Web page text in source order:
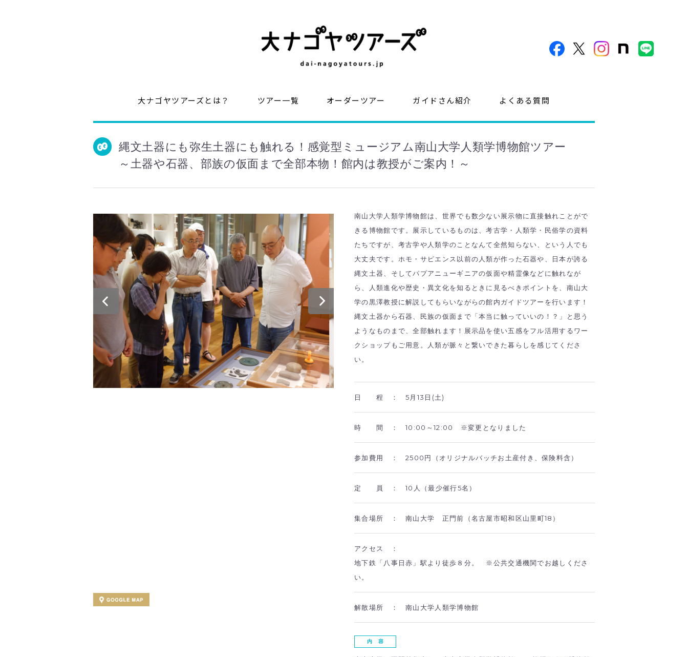
大ナゴヤツアーズとは？ ツアー一覧 オーダーツアー ガイドさん紹介 よくある質問
縄文土器にも弥生土器にも触れる！感覚型ミュージアム南山大学人類学博物館ツアー
～土器や石器、部族の仮面まで全部本物！館内は教授がご案内！～
南山大学人類学博物館は、世界でも数少ない展示物に直接触れことがで
きる博物館です。展示しているものは、考古学・人類学・民俗学の資料
たちですが、考古学や人類学のことなんて全然知らない、という人でも
大丈夫です。ホモ・サピエンス以前の人類が作った石器や、日本が誇る
縄文土器、そしてパプアニューギニアの仮面や精霊像などに触れなが
ら、人類進化や歴史・異文化を知るときに見るべきポイントを、南山大
学の黒澤教授に解説してもらいながらの館内ガイドツアーを行います！
縄文土器から石器、民族の仮面まで「本当に触っていいの！？」と思う
ようなものまで、全部触れます！展示品を使い五感をフル活用するワー
クショップもご用意。人類が脈々と繋いできた暮らしを感じてくださ
い。
日 程 ：5月13日(土)
時 間 ：10:00～12:00 ※変更となりました
参加費用 ：2500円（オリジナルバッチお土産付き、保険料含）
定 員 ：10人（最少催行5名）
集合場所 ：南山大学 正門前（名古屋市昭和区山里町18）
アクセス ：
地下鉄「八事日赤」駅より徒歩８分。 ※公共交通機関でお越しくださ
い。
解散場所 ：南山大学人類学博物館
内 容